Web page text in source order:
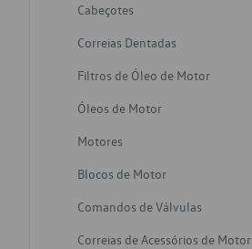
Cabeçotes
Correias Dentadas
Filtros de Óleo de Motor
Óleos de Motor
Motores
Blocos de Motor
Comandos de Válvulas
Correias de Acessórios de Motor